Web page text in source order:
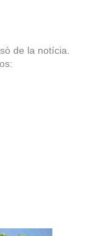
de la notícia.